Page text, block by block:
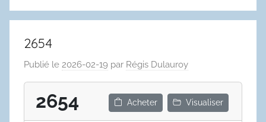
2654
Publié le 2026-02-19 par Régis Dulauroy
2654 Acheter Visualiser